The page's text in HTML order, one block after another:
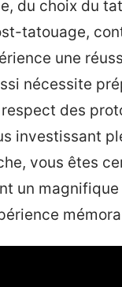
du choix du
tatouage,
une
nécessite
des
investissant
vous êtes
un